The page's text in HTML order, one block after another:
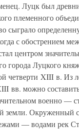
Луцк был
племенного
сыграло
с обострением
центром
города Луцкого
четверти XIII в. Из
вв. можно
военно —
земли. Окруженный
— водами рек